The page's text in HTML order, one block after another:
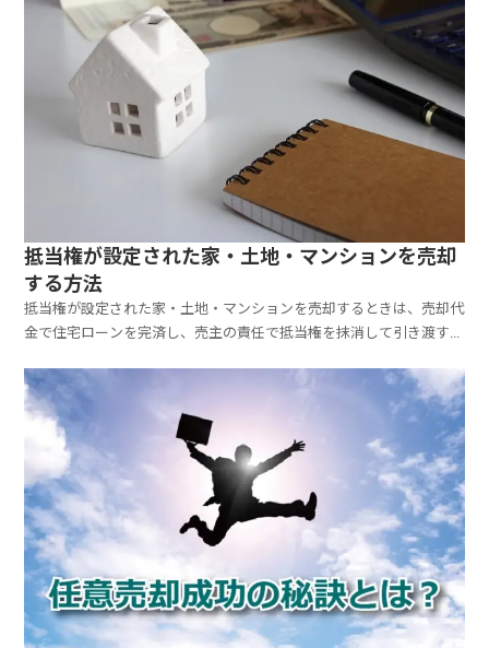
抵当権が設定された家・土地・マンションを売却
する方法
抵当権が設定された家・土地・マンションを売却するときは、売却代
金で住宅ローンを完済し、売主の責任で抵当権を抹消して引き渡すの
金で住宅ローンを完済できない場合は、抵当権を抹消できないため、
売りたくても売ることができません。こういう場合、2つ...